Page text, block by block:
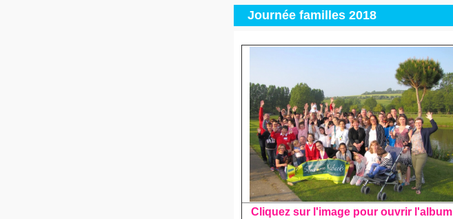
Journée familles 2018
Cliquez sur l'image pour ouvrir l'album